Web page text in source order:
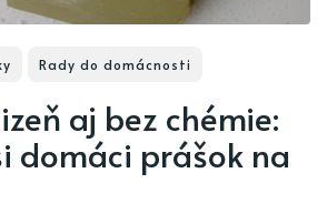
Rady do domácnosti
aj bez chémie:
domáci prášok na